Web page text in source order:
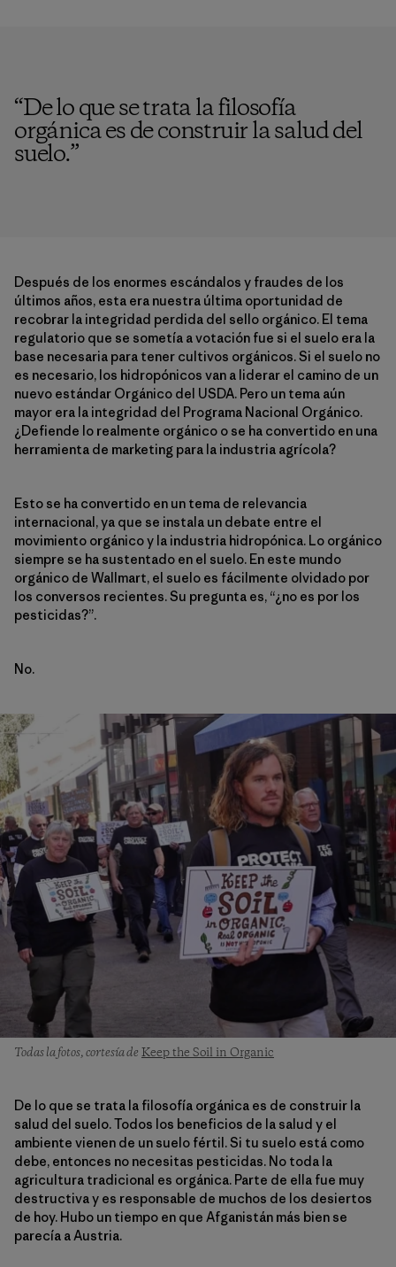
“De lo que se trata la filosofía
orgánica es de construir la salud del
suelo.”
Después de los enormes escándalos y fraudes de los
últimos años, esta era nuestra última oportunidad de
recobrar la integridad perdida del sello orgánico. El tema
regulatorio que se sometía a votación fue si el suelo era la
base necesaria para tener cultivos orgánicos. Si el suelo no
es necesario, los hidropónicos van a liderar el camino de un
nuevo estándar Orgánico del USDA. Pero un tema aún
mayor era la integridad del Programa Nacional Orgánico.
¿Defiende lo realmente orgánico o se ha convertido en una
herramienta de marketing para la industria agrícola?
Esto se ha convertido en un tema de relevancia
internacional, ya que se instala un debate entre el
movimiento orgánico y la industria hidropónica. Lo orgánico
siempre se ha sustentado en el suelo. En este mundo
orgánico de Wallmart, el suelo es fácilmente olvidado por
los conversos recientes. Su pregunta es, “¿no es por los
pesticidas?”.
No.
Todas la fotos, cortesía de Keep the Soil in Organic
De lo que se trata la filosofía orgánica es de construir la
salud del suelo. Todos los beneficios de la salud y el
ambiente vienen de un suelo fértil. Si tu suelo está como
debe, entonces no necesitas pesticidas. No toda la
agricultura tradicional es orgánica. Parte de ella fue muy
destructiva y es responsable de muchos de los desiertos
de hoy. Hubo un tiempo en que Afganistán más bien se
parecía a Austria.